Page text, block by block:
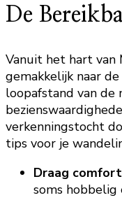
De
Vanuit het hart van
gemakkelijk naar
loopafstand van de
verkenningstocht
tips voor je
Draag
soms hobbelig